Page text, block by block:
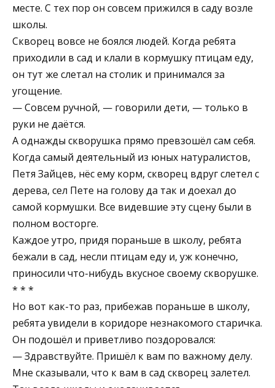
месте. С тех пор он совсем прижился в саду возле
школы.
Скворец вовсе не боялся людей. Когда ребята
приходили в сад и клали в кормушку птицам еду,
он тут же слетал на столик и принимался за
угощение.
— Совсем ручной, — говорили дети, — только в
руки не даётся.
А однажды скворушка прямо превзошёл сам себя.
Когда самый деятельный из юных натуралистов,
Петя Зайцев, нёс ему корм, скворец вдруг слетел с
дерева, сел Пете на голову да так и доехал до
самой кормушки. Все видевшие эту сцену были в
полном восторге.
Каждое утро, придя пораньше в школу, ребята
бежали в сад, несли птицам еду и, уж конечно,
приносили что-нибудь вкусное своему скворушке.
* * *
Но вот как-то раз, прибежав пораньше в школу,
ребята увидели в коридоре незнакомого старичка.
Он подошёл и приветливо поздоровался:
— Здравствуйте. Пришёл к вам по важному делу.
Мне сказывали, что к вам в сад скворец залетел.